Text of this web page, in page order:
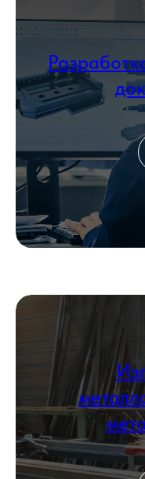
Загрузить файл со
Add file
Согласен с политикой
персональных данных
Оставить заявку